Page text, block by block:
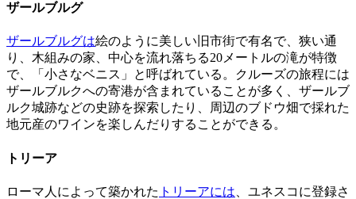
ザールブルグ
ザールブルグは絵のように美しい旧市街で有名で、狭い通
り、木組みの家、中心を流れ落ちる20メートルの滝が特徴
で、「小さなベニス」と呼ばれている。クルーズの旅程には
ザールブルクへの寄港が含まれていることが多く、ザールブ
ルク城跡などの史跡を探索したり、周辺のブドウ畑で採れた
地元産のワインを楽しんだりすることができる。
トリーア
ローマ人によって築かれた トリーアには 、ユネスコに登録さ